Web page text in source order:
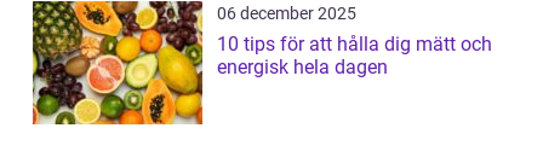
06 december 2025
10 tips för att hålla dig mätt och
energisk hela dagen